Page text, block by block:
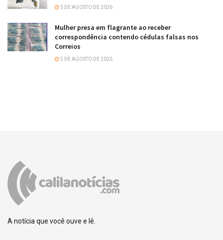
5 DE AGOSTO DE 2026
Mulher presa em flagrante ao receber
correspondência contendo cédulas falsas nos
Correios
5 DE AGOSTO DE 2026
A notícia que você ouve e lê.